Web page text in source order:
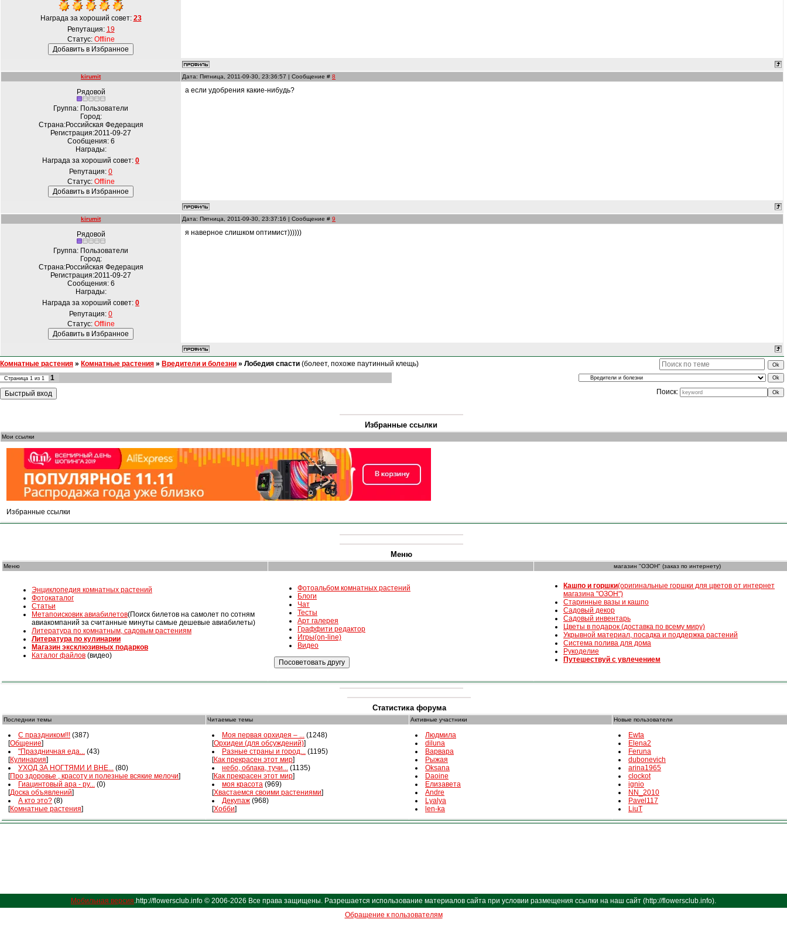
Награда за хороший совет: 23
Репутация: 19
Статус: Offline
kirumit Дата: Пятница, 2011-09-30, 23:36:57 | Сообщение # 8
Рядовой
Группа: Пользователи
Город:
Страна:Российская Федерация
Регистрация:2011-09-27
Сообщения: 6
Награды:
Награда за хороший совет: 0
Репутация: 0
Статус: Offline
а если удобрения какие-нибудь?
kirumit Дата: Пятница, 2011-09-30, 23:37:16 | Сообщение # 9
Рядовой
Группа: Пользователи
Город:
Страна:Российская Федерация
Регистрация:2011-09-27
Сообщения: 6
Награды:
Награда за хороший совет: 0
Репутация: 0
Статус: Offline
я наверное слишком оптимист))))))
Комнатные растения » Комнатные растения » Вредители и болезни » Лобедия спасти (болеет, похоже паутинный клещь)
Страница 1 из 1
1
Поиск:
Избранные ссылки
Мои ссылки
Избранные ссылки
Меню
Меню магазин "ОЗОН" (заказ по интернету)
Энциклопедия комнатных растений
Фотокаталог
Статьи
Mетапоисковик авиабилетов(Поиск билетов на самолет по сотням
авиакомпаний за считанные минуты самые дешевые авиабилеты)
Литература по комнатным, садовым растениям
Литература по кулинарии
Магазин эксклюзивных подарков
Каталог файлов (видео)
Фотоальбом комнатных растений
Блоги
Чат
Тесты
Арт галерея
Граффити редактор
Игры(on-line)
Видео
Кашпо и горшки(оригинальные горшки для цветов от интернет
магазина "ОЗОН")
Старинные вазы и кашпо
Садовый декор
Садовый инвентарь
Цветы в подарок (доставка по всему миру)
Укрывной материал, посадка и поддержка растений
Система полива для дома
Рукоделие
Путешествуй с увлечением
Статистика форума
Последнии темы Читаемые темы Активные участники Новые пользователи
С праздником!!! (387)
[Общение]
"Праздничная еда... (43)
[Кулинария]
УХОД ЗА НОГТЯМИ И ВНЕ... (80)
[Про здоровье , красоту и полезные всякие мелочи]
Гиацинтовый ара - ру... (0)
[Доска объявлений]
А кто это? (8)
[Комнатные растения]
Моя первая орхидея – ... (1248)
[Орхидеи (для обсуждений)]
Разные страны и город... (1195)
[Как прекрасен этот мир]
небо, облака, тучи... (1135)
[Как прекрасен этот мир]
моя красота (969)
[Хвастаемся своими растениями]
Декупаж (968)
[Хобби]
Людмила
diluna
Варвара
Рыжая
Oksana
Daoine
Елизавета
Andre
Lyalya
len-ka
Ewta
Elena2
Feruna
dubonevich
arina1965
clockot
ignio
NN_2010
Pavel117
LiuT
Мобильная версия.http://flowersclub.info © 2006-2026 Все права защищены. Разрешается использование материалов сайта при условии размещения ссылки на наш сайт (http://flowersclub.info).
Обращение к пользователям